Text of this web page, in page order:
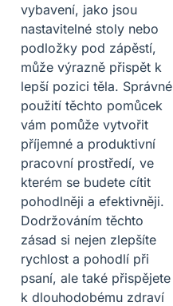
vybavení, jako jsou
nastavitelné stoly nebo
podložky pod zápěstí,
může výrazně přispět k
lepší pozici těla. Správné
použití těchto pomůcek
vám pomůže vytvořit
příjemné a produktivní
pracovní prostředí, ve
kterém se budete cítit
pohodlněji a efektivněji.
Dodržováním těchto
zásad si nejen zlepšíte
rychlost a pohodlí při
psaní, ale také přispějete
k dlouhodobému zdraví